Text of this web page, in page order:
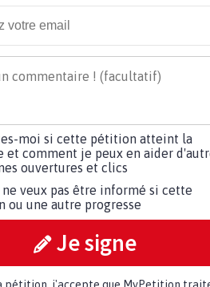
moi si cette pétition atteint la
et comment je peux en aider
ouvertures et clics
ne veux pas être informé si cette
ou une autre progresse
Je signe
pétition, j'accepte que MyPetition